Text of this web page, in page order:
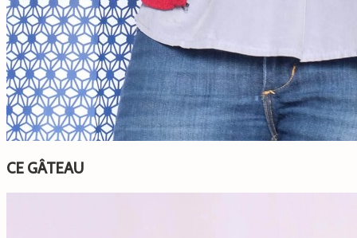
CE GÂTEAU